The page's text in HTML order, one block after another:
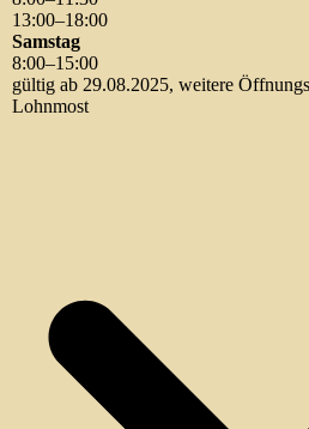
13:00–18:00
Samstag
8:00–15:00
gültig ab 29.08.2025, weitere
Lohnmost